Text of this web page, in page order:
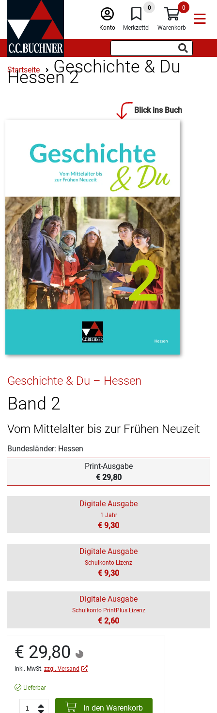
Konto
0
Merkzettel
0
Warenkorb
Startseite Geschichte & Du
Hessen 2
Blick ins Buch
Geschichte & Du – Hessen
Band 2
Vom Mittelalter bis zur Frühen Neuzeit
Bundesländer: Hessen
Print-Ausgabe
€ 29,80
Digitale Ausgabe
1 Jahr
€ 9,30
Digitale Ausgabe
Schulkonto Lizenz
€ 9,30
Digitale Ausgabe
Schulkonto PrintPlus Lizenz
€ 2,60
€ 29,80
inkl. MwSt. zzgl. Versand
Lieferbar
In den Warenkorb